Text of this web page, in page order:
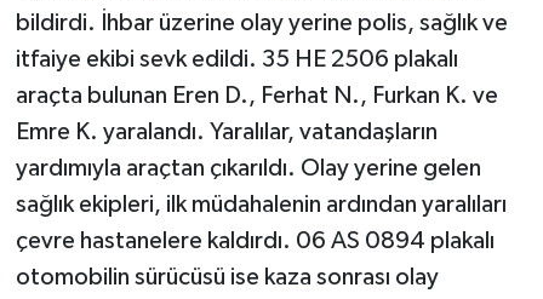
bildirdi. İhbar üzerine olay yerine polis, sağlık ve
itfaiye ekibi sevk edildi. 35 HE 2506 plakalı
araçta bulunan Eren D., Ferhat N., Furkan K. ve
Emre K. yaralandı. Yaralılar, vatandaşların
yardımıyla araçtan çıkarıldı. Olay yerine gelen
sağlık ekipleri, ilk müdahalenin ardından yaralıları
çevre hastanelere kaldırdı. 06 AS 0894 plakalı
otomobilin sürücüsü ise kaza sonrası olay